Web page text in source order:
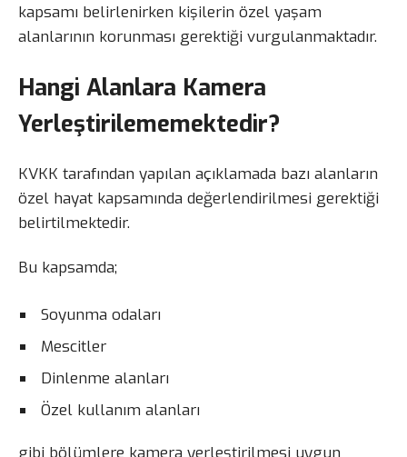
kapsamı belirlenirken kişilerin özel yaşam
alanlarının korunması gerektiği vurgulanmaktadır.
Hangi Alanlara Kamera
Yerleştirilememektedir?
KVKK tarafından yapılan açıklamada bazı alanların
özel hayat kapsamında değerlendirilmesi gerektiği
belirtilmektedir.
Bu kapsamda;
Soyunma odaları
Mescitler
Dinlenme alanları
Özel kullanım alanları
gibi bölümlere kamera yerleştirilmesi uygun